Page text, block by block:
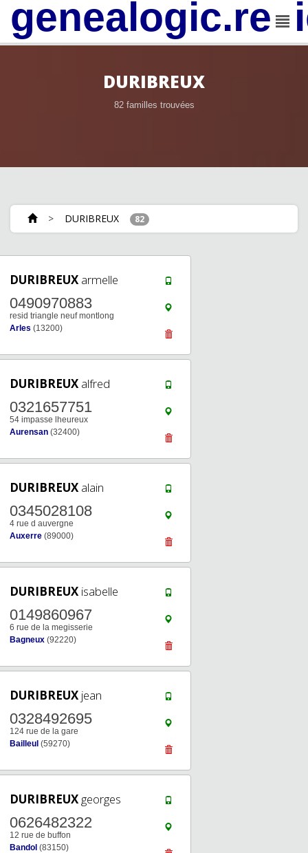
DURIBREUX
82 familles trouvées
> DURIBREUX 82
DURIBREUX armelle
0490970883
resid triangle neuf montlong
Arles (13200)
DURIBREUX alfred
0321657751
54 impasse lheureux
Aurensan (32400)
DURIBREUX alain
0345028108
4 rue d auvergne
Auxerre (89000)
DURIBREUX isabelle
0149860967
6 rue de la megisserie
Bagneux (92220)
DURIBREUX jean
0328492695
124 rue de la gare
Bailleul (59270)
DURIBREUX georges
0626482322
12 rue de buffon
Bandol (83150)